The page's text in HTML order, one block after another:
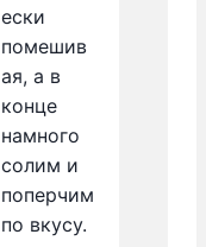
ески
помешив
ая, а в
конце
намного
солим и
поперчим
по вкусу.